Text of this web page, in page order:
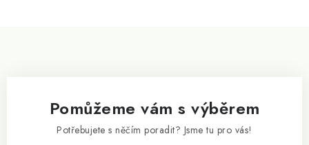
Pomůžeme vám s výběrem
Potřebujete s něčím poradit? Jsme tu pro vás!